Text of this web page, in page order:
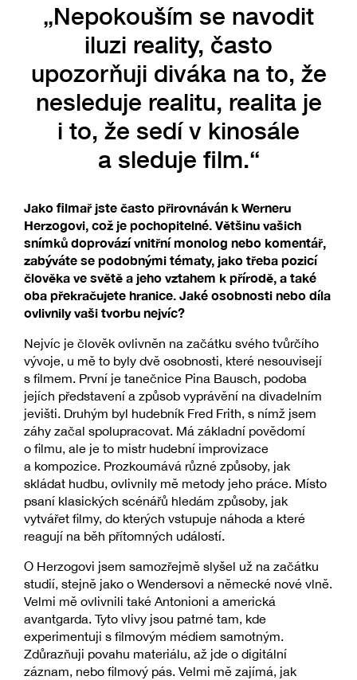
„Nepokouším se navodit
iluzi reality, často
upozorňuji diváka na to, že
nesleduje realitu, realita je
i to, že sedí v kinosále
a sleduje film.“
Jako filmař jste často přirovnáván k Werneru
Herzogovi, což je pochopitelné. Většinu vašich
snímků doprovází vnitřní monolog nebo komentář,
zabýváte se podobnými tématy, jako třeba pozicí
člověka ve světě a jeho vztahem k přírodě, a také
oba překračujete hranice. Jaké osobnosti nebo díla
ovlivnily vaši tvorbu nejvíc?
Nejvíc je člověk ovlivněn na začátku svého tvůrčího
vývoje, u mě to byly dvě osobnosti, které nesouvisejí
s filmem. První je tanečnice Pina Bausch, podoba
jejích představení a způsob vyprávění na divadelním
jevišti. Druhým byl hudebník Fred Frith, s nímž jsem
záhy začal spolupracovat. Má základní povědomí
o filmu, ale je to mistr hudební improvizace
a kompozice. Prozkoumává různé způsoby, jak
skládat hudbu, ovlivnily mě metody jeho práce. Místo
psaní klasických scénářů hledám způsoby, jak
vytvářet filmy, do kterých vstupuje náhoda a které
reagují na běh přítomných událostí.
O Herzogovi jsem samozřejmě slyšel už na začátku
studií, stejně jako o Wendersovi a německé nové vlně.
Velmi mě ovlivnili také Antonioni a americká
avantgarda. Tyto vlivy jsou patrné tam, kde
experimentuji s filmovým médiem samotným.
Zdůrazňuji povahu materiálu, až jde o digitální
záznam, nebo filmový pás. Velmi mě zajímá, jak